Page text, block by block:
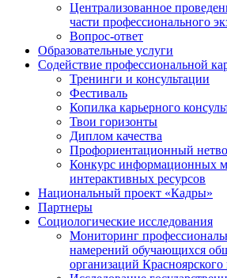
Централизованное
части профессионального
Вопрос-ответ
Образовательные услуги
Содействие профессиональной
Тренинги и консультации
Фестиваль
Копилка карьерного
Твои горизонты
Диплом качества
Профориентационный
Конкурс информационных
интерактивных ресурсов
Национальный проект «Кадры»
Партнеры
Социологические исследования
Мониторинг
намерений обучающихся
организаций Красноярского